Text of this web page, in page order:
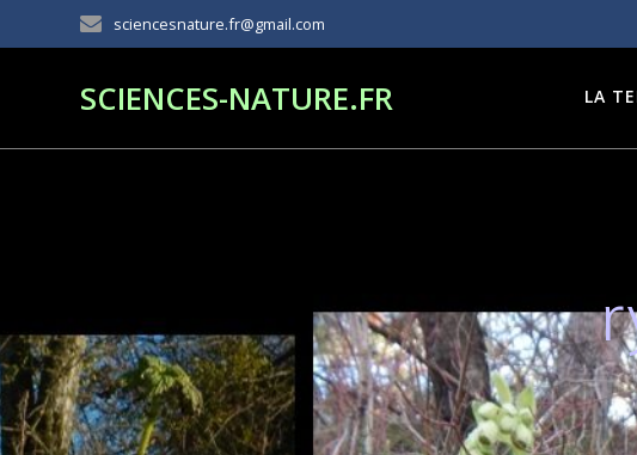
au
sciencesnature.fr@gmail.com
SCIENCES-NATURE.FR LA